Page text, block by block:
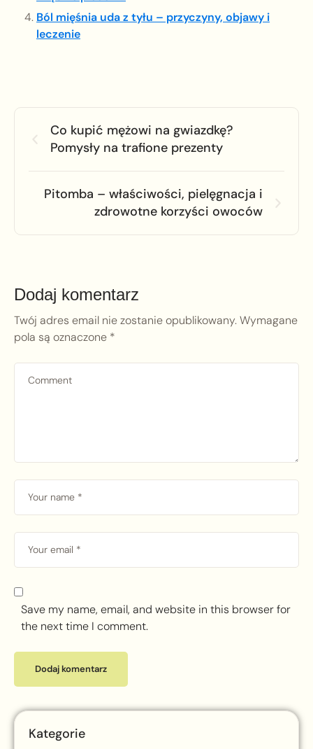
Ból mięśnia uda z tyłu – przyczyny, objawy i
leczenie
Co kupić mężowi na gwiazdkę?
Pomysły na trafione prezenty
Pitomba – właściwości, pielęgnacja i
zdrowotne korzyści owoców
Dodaj komentarz
Twój adres email nie zostanie opublikowany.Wymagane
pola są oznaczone *
Save my name, email, and website in this browser for
the next time I comment.
Kategorie